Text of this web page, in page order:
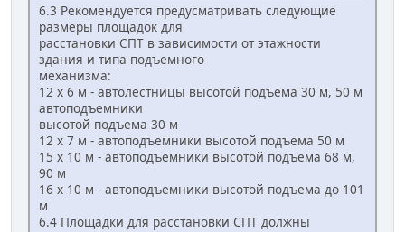
6.3 Рекомендуется предусматривать следующие
размеры площадок для
расстановки СПТ в зависимости от этажности
здания и типа подъемного
механизма:
12 х 6 м - автолестницы высотой подъема 30 м, 50 м
автоподъемники
высотой подъема 30 м
12 х 7 м - автоподъемники высотой подъема 50 м
15 х 10 м - автоподъемники высотой подъема 68 м,
90 м
16 х 10 м - автоподъемники высотой подъема до 101
м
6.4 Площадки для расстановки СПТ должны